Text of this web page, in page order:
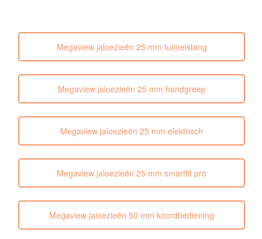
Megaview jaloezieën 25 mm tuimelstang
Megaview jaloezieën 25 mm handgreep
Megaview jaloezieën 25 mm elektrisch
Megaview jaloezieën 25 mm smartfit pro
Megaview jaloezieën 50 mm koordbediening